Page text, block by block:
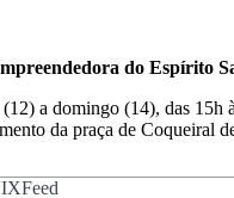
do Espírito
a domingo (14), das 15h
da praça de Coqueiral